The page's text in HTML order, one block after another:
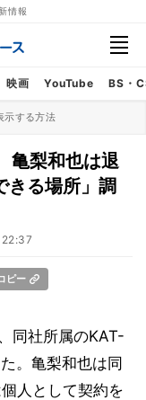
情報
映画 YouTube BS・
示する方法
亀梨和也は退
きる場所」調
ピー
同社所属のKAT-
。亀梨和也は同
人として契約を